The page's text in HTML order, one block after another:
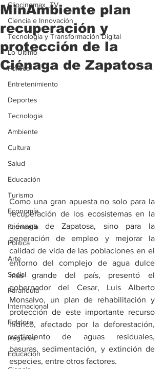
Clipcinemax_TV
Ciencia e Innovación
Tecnología y Transformación Digital
Lo Ultimo
Politica
Entretenimiento
Deportes
Tecnologia
Ambiente
Cultura
Salud
Educación
Turismo
Economía
Economía
Política
Arte
Social
Farandula
Internacional
Folclore
Regional
Educación
MinAmbiente plan
recuperación y
protección de la
Ciénaga de Zapatosa
Como una gran apuesta no solo para la
recuperación de los ecosistemas en la
ciénaga de Zapatosa, sino para la
generación de empleo y mejorar la
calidad de vida de las poblaciones en el
entorno del complejo de agua dulce
más grande del país, presentó el
gobernador del Cesar, Luis Alberto
Monsalvo, un plan de rehabilitación y
protección de este importante recurso
hídrico, afectado por la deforestación,
vertimiento de aguas residuales,
basuras, sedimentación, y extinción de
especies, entre otros factores.